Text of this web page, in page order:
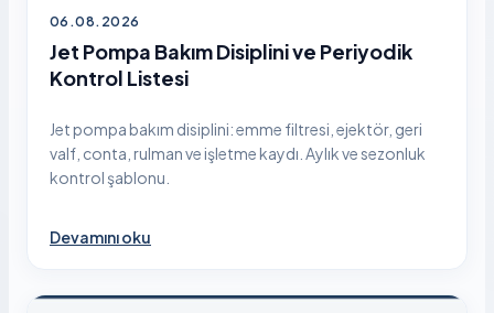
06.08.2026
Jet Pompa Bakım Disiplini ve Periyodik
Kontrol Listesi
Jet pompa bakım disiplini: emme filtresi, ejektör, geri
valf, conta, rulman ve işletme kaydı. Aylık ve sezonluk
kontrol şablonu.
Devamını oku